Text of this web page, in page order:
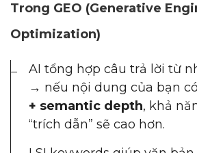
Trong GEO (Generative
Optimization)
AI tổng hợp câu trả lời từ
→ nếu nội dung của bạn có
+ semantic depth, khả
“trích dẫn” sẽ cao hơn.